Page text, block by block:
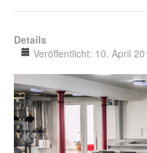
Details
Veröffentlicht: 10. April